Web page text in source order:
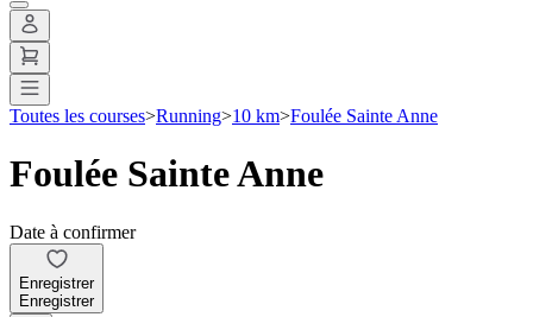
Toutes les courses>Running>10 km>Foulée Sainte Anne
Foulée Sainte Anne
Date à confirmer
Enregistrer
Enregistrer